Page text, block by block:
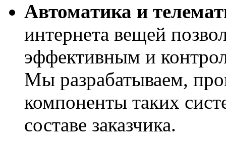
Автоматика и
интернета вещей
эффективным и
Мы разрабатываем,
компоненты таких
составе заказчика.